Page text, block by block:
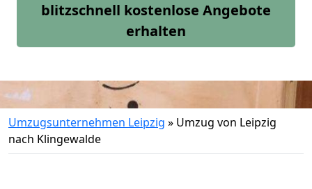
blitzschnell kostenlose Angebote
erhalten
Umzugsunternehmen Leipzig » Umzug von Leipzig
nach Klingewalde